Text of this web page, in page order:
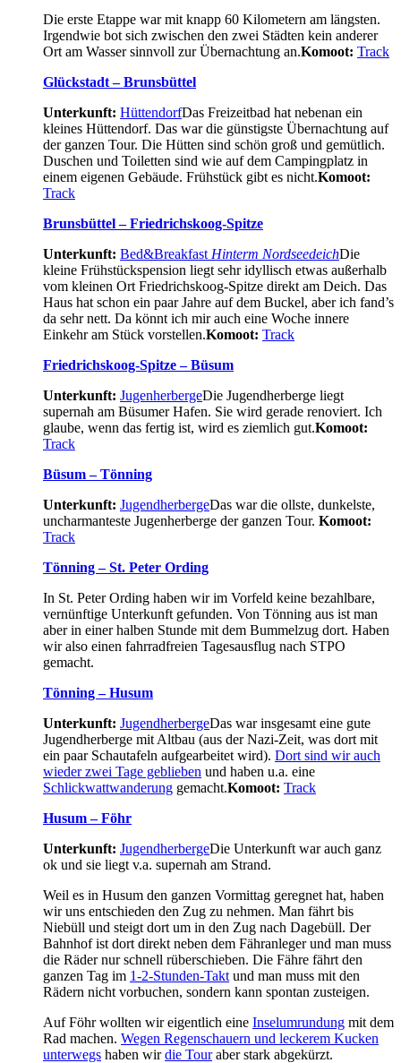
Die erste Etappe war mit knapp 60 Kilometern am längsten.
Irgendwie bot sich zwischen den zwei Städten kein anderer
Ort am Wasser sinnvoll zur Übernachtung an.Komoot: Track
Glückstadt – Brunsbüttel
Unterkunft: HüttendorfDas Freizeitbad hat nebenan ein
kleines Hüttendorf. Das war die günstigste Übernachtung auf
der ganzen Tour. Die Hütten sind schön groß und gemütlich.
Duschen und Toiletten sind wie auf dem Campingplatz in
einem eigenen Gebäude. Frühstück gibt es nicht.Komoot:
Track
Brunsbüttel – Friedrichskoog-Spitze
Unterkunft: Bed&Breakfast Hinterm NordseedeichDie
kleine Frühstückspension liegt sehr idyllisch etwas außerhalb
vom kleinen Ort Friedrichskoog-Spitze direkt am Deich. Das
Haus hat schon ein paar Jahre auf dem Buckel, aber ich fand’s
da sehr nett. Da könnt ich mir auch eine Woche innere
Einkehr am Stück vorstellen.Komoot: Track
Friedrichskoog-Spitze – Büsum
Unterkunft: JugenherbergeDie Jugendherberge liegt
supernah am Büsumer Hafen. Sie wird gerade renoviert. Ich
glaube, wenn das fertig ist, wird es ziemlich gut.Komoot:
Track
Büsum – Tönning
Unterkunft: JugendherbergeDas war die ollste, dunkelste,
uncharmanteste Jugenherberge der ganzen Tour. Komoot:
Track
Tönning – St. Peter Ording
In St. Peter Ording haben wir im Vorfeld keine bezahlbare,
vernünftige Unterkunft gefunden. Von Tönning aus ist man
aber in einer halben Stunde mit dem Bummelzug dort. Haben
wir also einen fahrradfreien Tagesausflug nach STPO
gemacht.
Tönning – Husum
Unterkunft: JugendherbergeDas war insgesamt eine gute
Jugendherberge mit Altbau (aus der Nazi-Zeit, was dort mit
ein paar Schautafeln aufgearbeitet wird). Dort sind wir auch
wieder zwei Tage geblieben und haben u.a. eine
Schlickwattwanderung gemacht.Komoot: Track
Husum – Föhr
Unterkunft: JugendherbergeDie Unterkunft war auch ganz
ok und sie liegt v.a. supernah am Strand.
Weil es in Husum den ganzen Vormittag geregnet hat, haben
wir uns entschieden den Zug zu nehmen. Man fährt bis
Niebüll und steigt dort um in den Zug nach Dagebüll. Der
Bahnhof ist dort direkt neben dem Fähranleger und man muss
die Räder nur schnell rüberschieben. Die Fähre fährt den
ganzen Tag im 1-2-Stunden-Takt und man muss mit den
Rädern nicht vorbuchen, sondern kann spontan zusteigen.
Auf Föhr wollten wir eigentlich eine Inselumrundung mit dem
Rad machen. Wegen Regenschauern und leckerem Kucken
unterwegs haben wirdie Touraber stark abgekürzt.